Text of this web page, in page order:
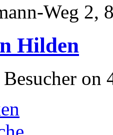
Weg 2,
Hilden
on